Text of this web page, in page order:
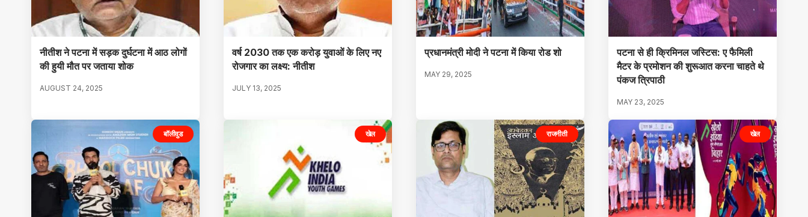
नीतीश ने पटना में सड़क दुर्घटना में आठ लोगों
की हुयी मौत पर जताया शोक
AUGUST 24, 2025
वर्ष 2030 तक एक करोड़ युवाओं के लिए नए
रोजगार का लक्ष्य: नीतीश
JULY 13, 2025
प्रधानमंत्री मोदी ने पटना में किया रोड शो
MAY 29, 2025
पटना से ही क्रिमिनल जस्टिस: ए फैमिली
मैटर के प्रमोशन की शुरूआत करना चाहते थे
पंकज त्रिपाठी
MAY 23, 2025
बॉलीवुड खेल राजनीती खेल